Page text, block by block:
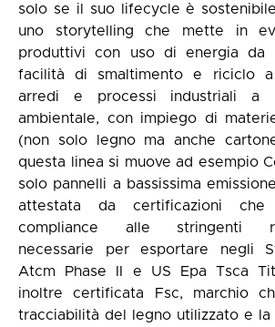
solo se il suo lifecycle è
uno storytelling che mette in
produttivi con uso di energia da
facilità di smaltimento e riciclo
arredi e processi industriali a
ambientale, con impiego di
(non solo legno ma anche
questa linea si muove ad esempio
solo pannelli a bassissima
attestata da certificazioni che
compliance alle stringenti
necessarie per esportare negli
Atcm Phase II e US Epa Tsca
inoltre certificata Fsc, marchio
tracciabilità del legno utilizzato e la